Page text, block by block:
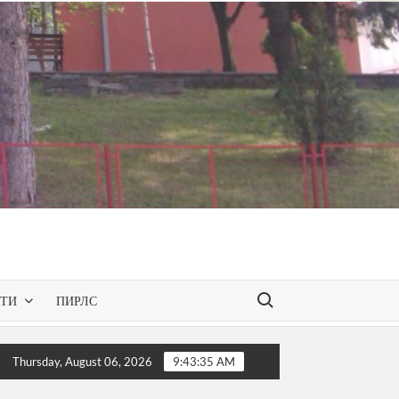
ПИРЛС
Search for:
одобрената програма за слободниот изборен
Thursday, August 06, 2026 9:43:36 AM